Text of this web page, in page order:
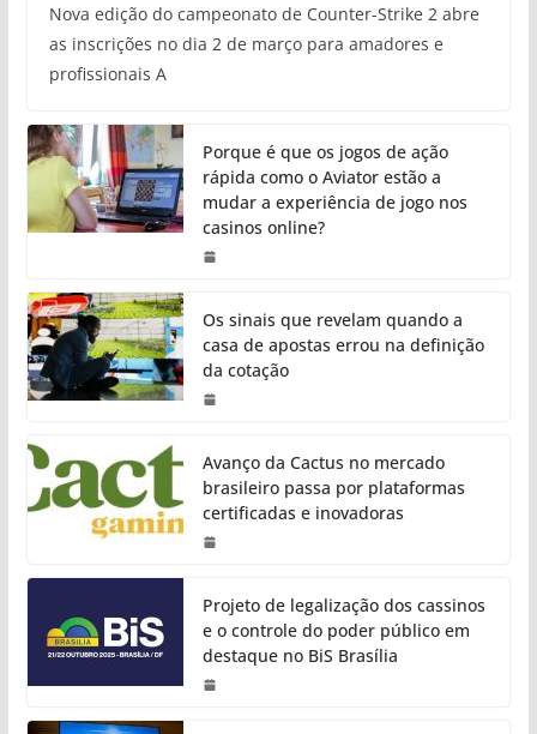
Nova edição do campeonato de Counter-Strike 2 abre
as inscrições no dia 2 de março para amadores e
profissionais A
Porque é que os jogos de ação
rápida como o Aviator estão a
mudar a experiência de jogo nos
casinos online?
Os sinais que revelam quando a
casa de apostas errou na definição
da cotação
Avanço da Cactus no mercado
brasileiro passa por plataformas
certificadas e inovadoras
Projeto de legalização dos cassinos
e o controle do poder público em
destaque no BiS Brasília